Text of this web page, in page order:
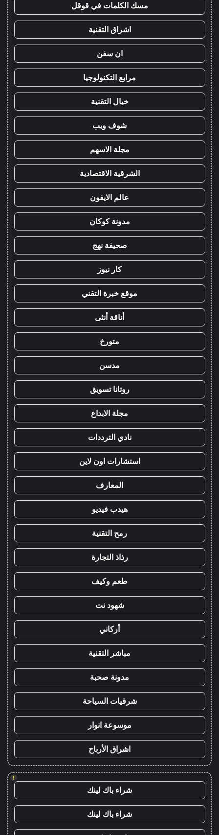
مسك الكلمات في قوقل
اشراق التقنية
ان سفن
مرابع التكنولوجيا
خيال التقنية
شوف ويب
مجلة الاسهم
الشرقية الاقتصادية
عالم الايفون
مدونة كوكان
صحيفة نهج
كار نيوز
موقع خبرة التقني
أناقة أنثى
متورخ
مدسن
روتانا تسويق
مجلة الابداع
نادي الترددات
استشارات اون لاين
المعارف
هيدب فيديو
رمح التقنية
رذاذ التجارة
طعم وكيف
شهود نت
أركاني
مباشر التقنية
مدونة صحبة
شرقيات السياحة
موسوعة انوار
اشراق الأرباح
!
شراء باك لينك
شراء باك لينك